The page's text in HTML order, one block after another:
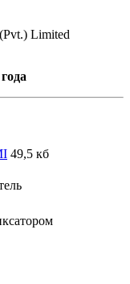
Limited
49,5 кб